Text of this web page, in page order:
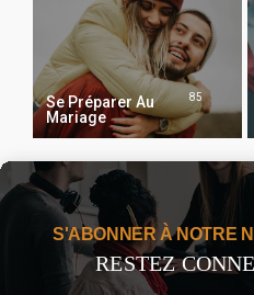
Se Préparer Au
Mariage
85
Recevoir Notre
The real voyage of discovery
S'ABONNER À NOTRE
RESTEZ